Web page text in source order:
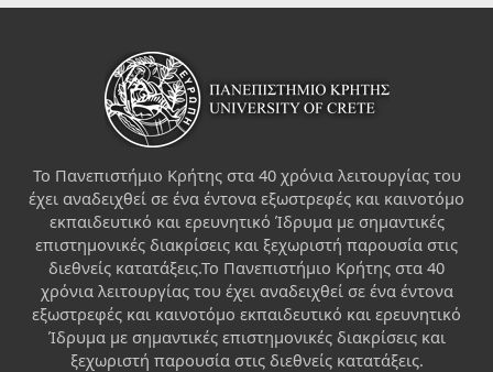
Το Πανεπιστήμιο Κρήτης στα 40 χρόνια λειτουργίας του
έχει αναδειχθεί σε ένα έντονα εξωστρεφές και καινοτόμο
εκπαιδευτικό και ερευνητικό Ίδρυμα με σημαντικές
επιστημονικές διακρίσεις και ξεχωριστή παρουσία στις
διεθνείς κατατάξεις.Το Πανεπιστήμιο Κρήτης στα 40
χρόνια λειτουργίας του έχει αναδειχθεί σε ένα έντονα
εξωστρεφές και καινοτόμο εκπαιδευτικό και ερευνητικό
Ίδρυμα με σημαντικές επιστημονικές διακρίσεις και
ξεχωριστή παρουσία στις διεθνείς κατατάξεις.